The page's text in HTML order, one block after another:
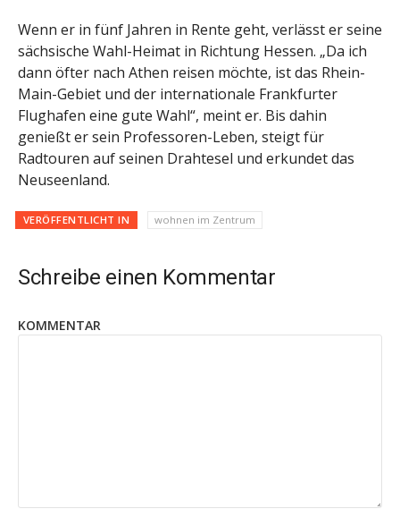
Wenn er in fünf Jahren in Rente geht, verlässt er seine
sächsische Wahl-Heimat in Richtung Hessen. „Da ich
dann öfter nach Athen reisen möchte, ist das Rhein-
Main-Gebiet und der internationale Frankfurter
Flughafen eine gute Wahl“, meint er. Bis dahin
genießt er sein Professoren-Leben, steigt für
Radtouren auf seinen Drahtesel und erkundet das
Neuseenland.
VERÖFFENTLICHT IN wohnen im Zentrum
Schreibe einen Kommentar
KOMMENTAR